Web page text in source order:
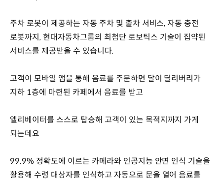
주차 로봇이 제공하는 자동 주차 및 출차 서비스, 자동 충전
로봇까지, 현대자동차그룹의 최첨단 로보틱스 기술이 집약된
서비스를 제공받을 수 있습니다.
고객이 모바일 앱을 통해 음료를 주문하면 달이 딜리버리가
지하 1층에 마련된 카페에서 음료를 받고
엘리베이터를 스스로 탑승해 고객이 있는 목적지까지 가게
되는데요
99.9% 정확도에 이르는 카메라와 인공지능 안면 인식 기술을
활용해 수령 대상자를 인식하고 자동으로 문을 열어 음료를